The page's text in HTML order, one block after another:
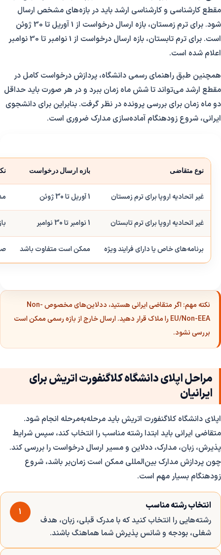
مقطع کارشناسی و کارشناسی ارشد باید در بازه‌های مشخص ارسال
شود. برای ترم زمستان، بازه ارسال درخواست از 1 آوریل تا 30 ژوئن
است. برای ترم تابستان، بازه ارسال درخواست از 1 نوامبر تا 30 نوامبر
اعلام شده است.
همچنین طبق راهنمای رسمی دانشگاه، پردازش درخواست کامل در
مقطع ارشد می‌تواند تا شش ماه زمان ببرد و در هر صورت باید حداقل
دو ماه زمان برای بررسی پرونده در نظر گرفت. بنابراین برای دانشجوی
ایرانی، شروع زودهنگام آماده‌سازی مدارک ضروری است.
نوع متقاضی بازه ارسال درخواست
غیر اتحادیه اروپا برای ترم زمستان 1 آوریل تا 30 ژوئن
غیر اتحادیه اروپا برای ترم تابستان 1 نوامبر تا 30 نوامبر
برنامه‌های خاص یا دارای فرایند ویژه ممکن است متفاوت باشد
نکته مهم:
اگر متقاضی ایرانی هستید، ددلاین‌های مخصوص Non-
EU/Non-EEA را ملاک قرار دهید. ارسال خارج از بازه رسمی ممکن است
بررسی نشود.
مراحل اپلای دانشگاه کلاگنفورت اتریش برای
ایرانیان
اپلای دانشگاه کلاگنفورت اتریش باید مرحله‌به‌مرحله انجام شود.
متقاضی ایرانی باید ابتدا رشته مناسب را انتخاب کند، سپس شرایط
پذیرش، زبان، مدارک، ددلاین و مسیر ارسال درخواست را بررسی کند.
چون پردازش مدارک بین‌المللی ممکن است زمان‌بر باشد، شروع
زودهنگام بسیار مهم است.
1
انتخاب رشته مناسب
رشته‌هایی را انتخاب کنید که با مدرک قبلی، زبان، هدف
شغلی، بودجه و شانس پذیرش شما هماهنگ باشند.